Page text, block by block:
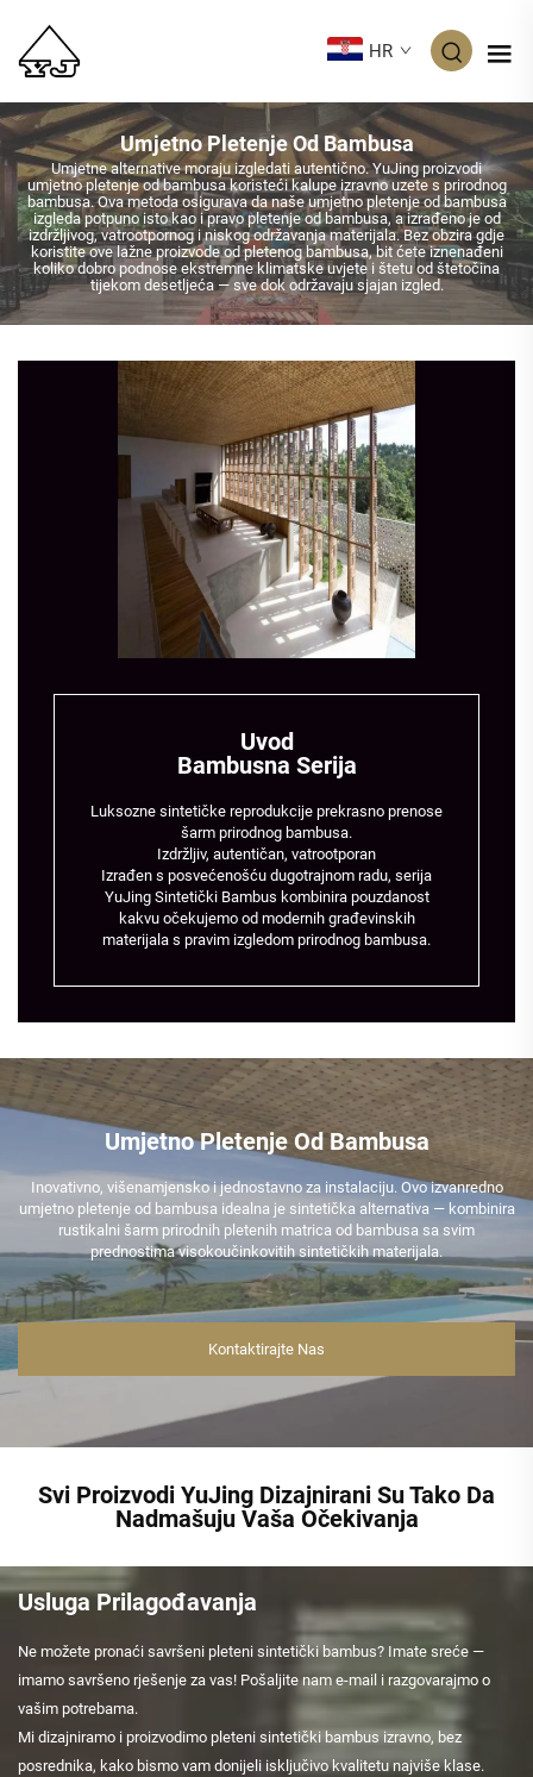
HR
Umjetno Pletenje Od Bambusa
Umjetne alternative moraju izgledati autentično. YuJing proizvodi
umjetno pletenje od bambusa koristeći kalupe izravno uzete s prirodnog
bambusa. Ova metoda osigurava da naše umjetno pletenje od bambusa
izgleda potpuno isto kao i pravo pletenje od bambusa, a izrađeno je od
izdržljivog, vatrootpornog i niskog održavanja materijala. Bez obzira gdje
koristite ove lažne proizvode od pletenog bambusa, bit ćete iznenađeni
koliko dobro podnose ekstremne klimatske uvjete i štetu od štetočina
tijekom desetljeća — sve dok održavaju sjajan izgled.
Uvod
Bambusna Serija
Luksozne sintetičke reprodukcije prekrasno prenose
šarm prirodnog bambusa.
Izdržljiv, autentičan, vatrootporan
Izrađen s posvećenošću dugotrajnom radu, serija
YuJing Sintetički Bambus kombinira pouzdanost
kakvu očekujemo od modernih građevinskih
materijala s pravim izgledom prirodnog bambusa.
Umjetno Pletenje Od Bambusa
Inovativno, višenamjensko i jednostavno za instalaciju. Ovo izvanredno
umjetno pletenje od bambusa idealna je sintetička alternativa — kombinira
rustikalni šarm prirodnih pletenih matrica od bambusa sa svim
prednostima visokoučinkovitih sintetičkih materijala.
Kontaktirajte Nas
Svi Proizvodi YuJing Dizajnirani Su Tako Da
Nadmašuju Vaša Očekivanja
Usluga Prilagođavanja
Ne možete pronaći savršeni pleteni sintetički bambus? Imate sreće —
imamo savršeno rješenje za vas! Pošaljite nam e-mail i razgovarajmo o
vašim potrebama.
Mi dizajniramo i proizvodimo pleteni sintetički bambus izravno, bez
posrednika, kako bismo vam donijeli isključivo kvalitetu najviše klase.